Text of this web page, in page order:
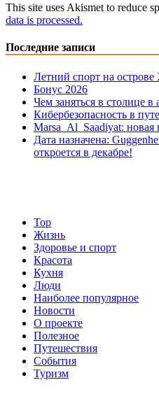
This site uses Akismet to reduce
data is processed.
Последние записи
Летний спорт на острове
Бонус 2026
Чем заняться в столице в
Кибербезопасность в
Marsa Al Saadiyat: новая
Дата назначена:
откроется в декабре!
Top
Жизнь
Здоровье и спорт
Красота
Кухня
Люди
Наиболее популярное
Новости
О проекте
Полезное
Путешествия
События
Туризм